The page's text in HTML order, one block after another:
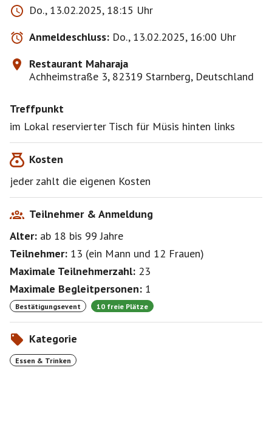
• sag, wenn etwas für Dich nicht stimmig ist, oder
wenn Du etwas super toll findest: schreib es an die
Pinnwand des Events, damit alle es mitbekommen
• wenn Du absagen musst, dann mach das rechtzeitig
und nicht 5 Minuten vor dem Treffen. So haben andere
noch die Chance zu kommen.
• bitte melde Dich nur an, wenn Du im Profil sichtbar
Ich freu mich auf einen netten Abend mit Euch
Dies ist ein Event der Funkenflug Gruppe Starnberger
Kennenlern Events (Müsis)
bist, um immer über aktuelle Events informiert zu sein,
https://www.funkenflug.app/group/3403
Haftungsausschluss: Dies ist ein privat organisiertes
Event ohne irgendeine Haftungsübernahme durch
mich.
Do., 13.02.2025, 18:15 Uhr
Anmeldeschluss: Do., 13.02.2025, 16:00 Uhr
Restaurant Maharaja
Achheimstraße 3, 82319 Starnberg, Deutschland
Treffpunkt
im Lokal reservierter Tisch für Müsis hinten links
Kosten
jeder zahlt die eigenen Kosten
Teilnehmer & Anmeldung
Alter: ab 18 bis 99Jahre
Teilnehmer: 13 (ein Mann und 12 Frauen)
Maximale Teilnehmerzahl: 23
Maximale Begleitpersonen: 1
Bestätigungsevent 10 freie Plätze
Kategorie
Essen & Trinken